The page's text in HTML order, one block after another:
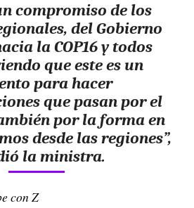
compromiso de los
del Gobierno
la COP16 y todos
que este es un
para hacer
que pasan por el
por la forma en
desde las regiones”,
la ministra.
con Z